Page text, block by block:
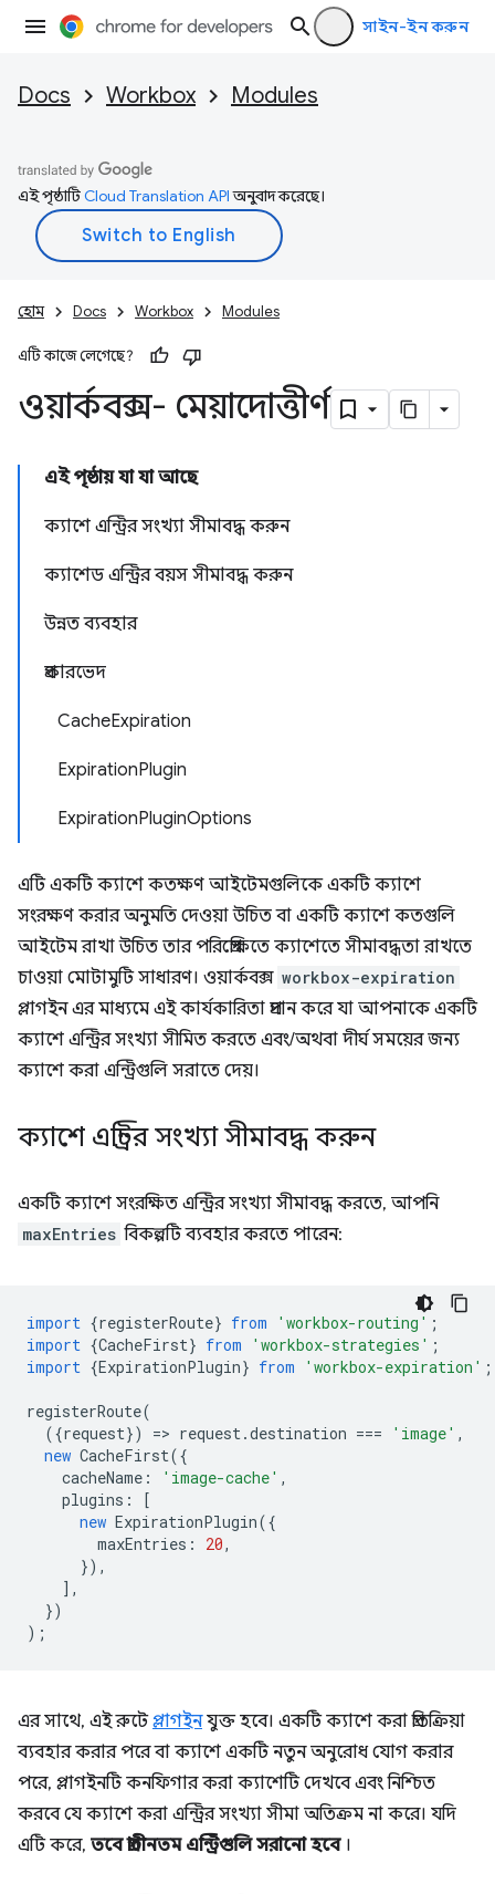
সাইন-ইন করুন
Docs Workbox Modules
এই পৃষ্ঠাটিCloud Translation APIঅনুবাদ করেছে।
হোম Docs Workbox Modules
এটি কাজে লেগেছে?
ওয়ার্কবক্স- মেয়াদোত্তীর্ণ
এই পৃষ্ঠায় যা যা আছে
ক্যাশে এন্ট্রির সংখ্যা সীমাবদ্ধ করুন
ক্যাশেড এন্ট্রির বয়স সীমাবদ্ধ করুন
উন্নত ব্যবহার
প্রকারভেদ
CacheExpiration
ExpirationPlugin
ExpirationPluginOptions
এটি একটি ক্যাশে কতক্ষণ আইটেমগুলিকে একটি ক্যাশে
সংরক্ষণ করার অনুমতি দেওয়া উচিত বা একটি ক্যাশে কতগুলি
আইটেম রাখা উচিত তার পরিপ্রেক্ষিতে ক্যাশেতে সীমাবদ্ধতা রাখতে
চাওয়া মোটামুটি সাধারণ। ওয়ার্কবক্স workbox-expiration
প্লাগইন এর মাধ্যমে এই কার্যকারিতা প্রদান করে যা আপনাকে একটি
ক্যাশে এন্ট্রির সংখ্যা সীমিত করতে এবং/অথবা দীর্ঘ সময়ের জন্য
ক্যাশে করা এন্ট্রিগুলি সরাতে দেয়।
ক্যাশে এন্ট্রির সংখ্যা সীমাবদ্ধ করুন
একটি ক্যাশে সংরক্ষিত এন্ট্রির সংখ্যা সীমাবদ্ধ করতে, আপনি
maxEntries বিকল্পটি ব্যবহার করতে পারেন:
import {registerRoute} from 'workbox-routing' ;
import {CacheFirst} from 'workbox-strategies' ;
import {ExpirationPlugin} from 'workbox-expiration' ;
registerRoute(
({request}) => request.destination === 'image' ,
new CacheFirst({
cacheName : 'image-cache' ,
plugins :
[
new ExpirationPlugin({
maxEntries : 20,
}),
],
})
);
এর সাথে, এই রুটেপ্লাগইনযুক্ত হবে। একটি ক্যাশে করা প্রতিক্রিয়া
ব্যবহার করার পরে বা ক্যাশে একটি নতুন অনুরোধ যোগ করার
পরে, প্লাগইনটি কনফিগার করা ক্যাশেটি দেখবে এবং নিশ্চিত
করবে যে ক্যাশে করা এন্ট্রির সংখ্যা সীমা অতিক্রম না করে। যদি
এটি করে, তবে প্রাচীনতম এন্ট্রিগুলি সরানো হবে।